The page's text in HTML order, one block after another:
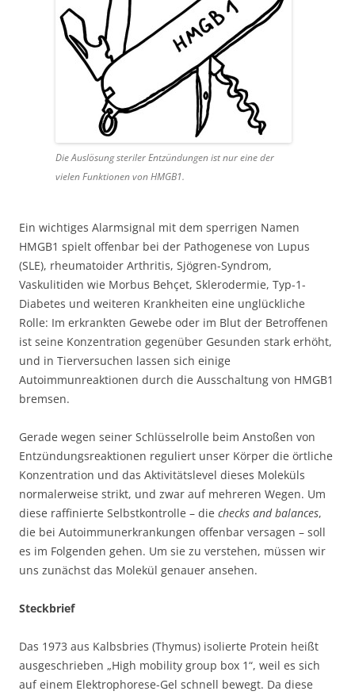
Die Auslösung steriler Entzündungen ist nur eine der
vielen Funktionen von HMGB1.
Ein wichtiges Alarmsignal mit dem sperrigen Namen
HMGB1 spielt offenbar bei der Pathogenese von Lupus
(SLE), rheumatoider Arthritis, Sjögren-Syndrom,
Vaskulitiden wie Morbus Behçet, Sklerodermie, Typ-1-
Diabetes und weiteren Krankheiten eine unglückliche
Rolle: Im erkrankten Gewebe oder im Blut der Betroffenen
ist seine Konzentration gegenüber Gesunden stark erhöht,
und in Tierversuchen lassen sich einige
Autoimmunreaktionen durch die Ausschaltung von HMGB1
bremsen.
Gerade wegen seiner Schlüsselrolle beim Anstoßen von
Entzündungsreaktionen reguliert unser Körper die örtliche
Konzentration und das Aktivitätslevel dieses Moleküls
normalerweise strikt, und zwar auf mehreren Wegen. Um
diese raffinierte Selbstkontrolle – die checks and balances,
die bei Autoimmunerkrankungen offenbar versagen – soll
es im Folgenden gehen. Um sie zu verstehen, müssen wir
uns zunächst das Molekül genauer ansehen.
Steckbrief
Das 1973 aus Kalbsbries (Thymus) isolierte Protein heißt
ausgeschrieben „High mobility group box 1“, weil es sich
auf einem Elektrophorese-Gel schnell bewegt. Da diese